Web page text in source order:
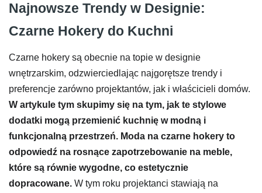
Najnowsze Trendy w Designie:
Czarne Hokery do Kuchni
Czarne hokery są obecnie na topie w designie
wnętrzarskim, odzwierciedlając najgorętsze trendy i
preferencje zarówno projektantów, jak i właścicieli domów.
W artykule tym skupimy się na tym, jak te stylowe
dodatki mogą przemienić kuchnię w modną i
funkcjonalną przestrzeń. Moda na czarne hokery to
odpowiedź na rosnące zapotrzebowanie na meble,
które są równie wygodne, co estetycznie
dopracowane. W tym roku projektanci stawiają na